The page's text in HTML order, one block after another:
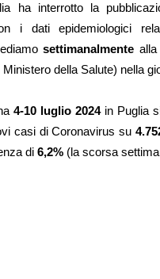
ha interrotto la
i dati epidemiologici
settimanalmente
della Salute) nella
4-10 luglio 2024in Puglia
casi di Coronavirus su
di 6,2% (la scorsa